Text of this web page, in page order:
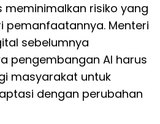
meminimalkan risiko yang
pemanfaatannya. Menteri
sebelumnya
pengembangan AI harus
masyarakat untuk
dengan perubahan